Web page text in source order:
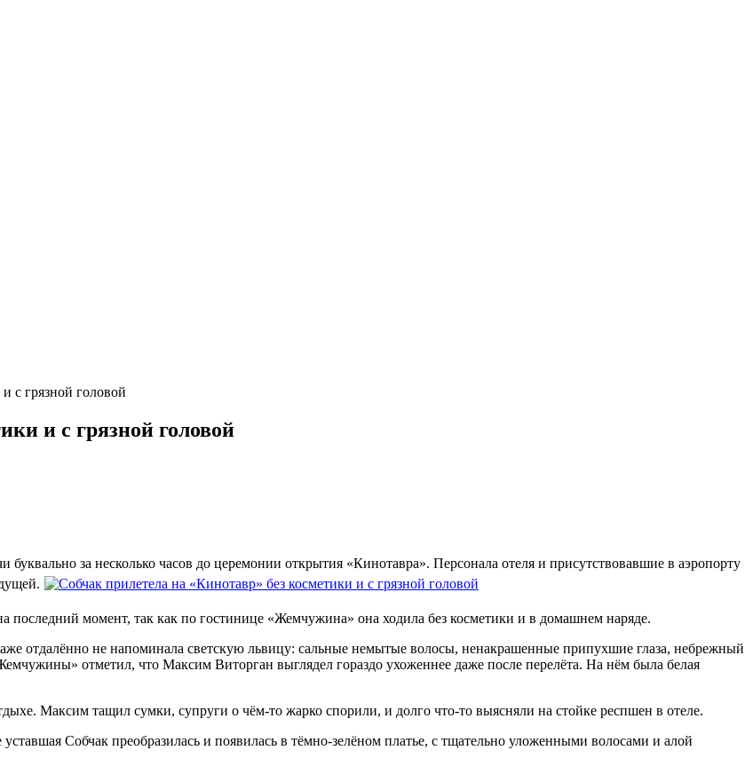
с грязной головой
и с грязной головой
буквально за несколько часов до церемонии открытия «Кинотавра». Персонала отеля и присутствовавшие в аэропорту
последний момент, так как по гостинице «Жемчужина» она ходила без косметики и в домашнем наряде.
отдалённо не напоминала светскую львицу: сальные немытые волосы, ненакрашенные припухшие глаза, небрежный
отметил, что Максим Виторган выглядел гораздо ухоженнее даже после перелёта. На нём была белая
Максим тащил сумки, супруги о чём-то жарко спорили, и долго что-то выясняли на стойке респшен в отеле.
Собчак преобразилась и появилась в тёмно-зелёном платье, с тщательно уложенными волосами и алой